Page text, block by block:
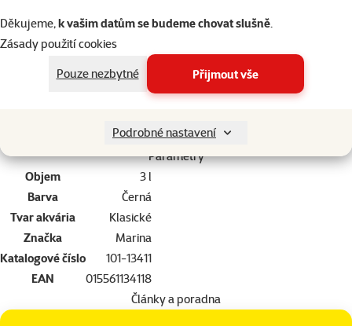
Děkujeme,k vašim datům se budeme chovat slušně.
Zásady použití cookies
Pouze nezbytné
Přijmout vše
Podrobné nastavení
Každý set má specifický design, který byl navržen pro určitý
segment zákazníků.
: 20 x 10,5 x výška 21,5 cm
Parametry
Objem
3 l
Barva
Černá
Tvar akvária
Klasické
Značka
Marina
Katalogové číslo
101-13411
EAN
015561134118
Články a poradna